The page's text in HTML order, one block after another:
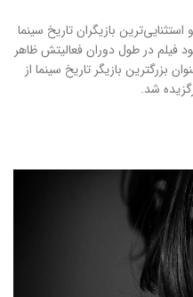
بازیگران تاریخ سینما
فیلم در طول دوران فعالیتش ظاهر
در ماه می سال ۲۰۱۵ به عنوان بزرگترین بازیگر تاریخ سینما از
شد.